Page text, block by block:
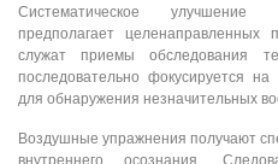
Систематическое улучшение
предполагает
служат приемы обследования
последовательно фокусируется
для обнаружения незначительных
Воздушные упражнения получают
внутреннего осознания.